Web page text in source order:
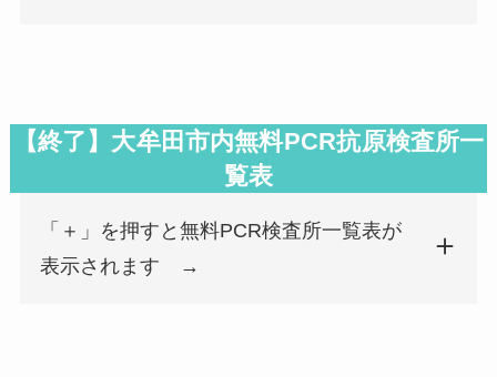
しろうず耳鼻咽喉科クリニック 830-0037 福岡県
独立行政法人地域医療機能推進機構 久留米総合病院 830-0013
糸島武内クリニック
【終了】大牟田市内無料PCR抗原検査所一
覧表
「＋」を押すと無料PCR検査所一覧表が
表示されます →